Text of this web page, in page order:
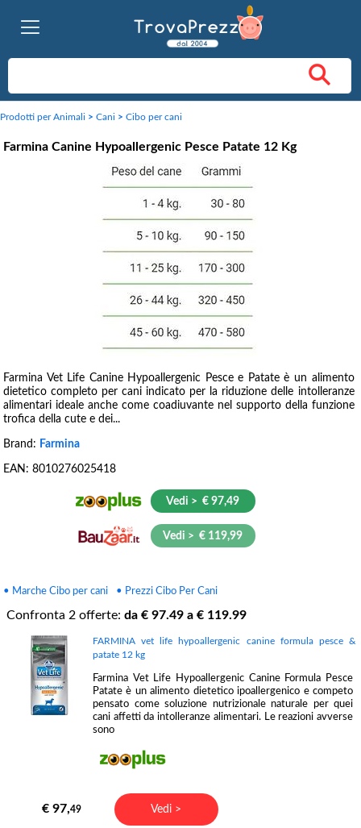
Prodotti per Animali > Cani > Cibo per cani
Farmina Canine Hypoallergenic Pesce Patate 12 Kg
Farmina Vet Life Canine Hypoallergenic Pesce e Patate è un alimento
dietetico completo per cani indicato per la riduzione delle intolleranze
alimentari ideale anche come coadiuvante nel supporto della funzione
trofica della cute e dei...
Brand: Farmina
EAN: 8010276025418
Vedi > € 97,49
Vedi > € 119,99
• Marche Cibo per cani • Prezzi Cibo Per Cani
Confronta 2 offerte: da € 97.49 a € 119.99
FARMINA vet life hypoallergenic canine formula pesce &
patate 12 kg
Farmina Vet Life Hypoallergenic Canine Formula Pesce
Patate è un alimento dietetico ipoallergenico e competo
pensato come soluzione nutrizionale naturale per quei
cani affetti da intolleranze alimentari. Le reazioni avverse
sono
€ 97,49 Vedi >